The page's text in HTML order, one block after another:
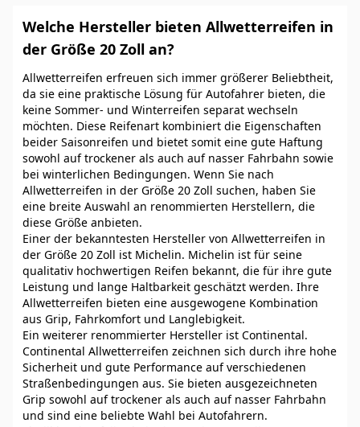
Welche Hersteller bieten Allwetterreifen in
der Größe 20 Zoll an?
Allwetterreifen erfreuen sich immer größerer Beliebtheit,
da sie eine praktische Lösung für Autofahrer bieten, die
keine Sommer- und Winterreifen separat wechseln
möchten. Diese Reifenart kombiniert die Eigenschaften
beider Saisonreifen und bietet somit eine gute Haftung
sowohl auf trockener als auch auf nasser Fahrbahn sowie
bei winterlichen Bedingungen. Wenn Sie nach
Allwetterreifen in der Größe 20 Zoll suchen, haben Sie
eine breite Auswahl an renommierten Herstellern, die
diese Größe anbieten.
Einer der bekanntesten Hersteller von Allwetterreifen in
der Größe 20 Zoll ist Michelin. Michelin ist für seine
qualitativ hochwertigen Reifen bekannt, die für ihre gute
Leistung und lange Haltbarkeit geschätzt werden. Ihre
Allwetterreifen bieten eine ausgewogene Kombination
aus Grip, Fahrkomfort und Langlebigkeit.
Ein weiterer renommierter Hersteller ist Continental.
Continental Allwetterreifen zeichnen sich durch ihre hohe
Sicherheit und gute Performance auf verschiedenen
Straßenbedingungen aus. Sie bieten ausgezeichneten
Grip sowohl auf trockener als auch auf nasser Fahrbahn
und sind eine beliebte Wahl bei Autofahrern.